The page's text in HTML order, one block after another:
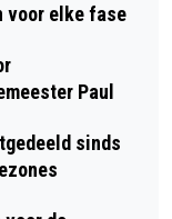
voor elke fase
Paul
sinds